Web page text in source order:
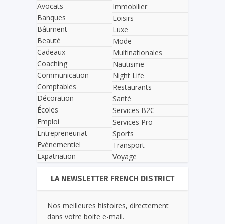
Avocats
Banques
Bâtiment
Beauté
Cadeaux
Coaching
Communication
Comptables
Décoration
Écoles
Emploi
Entrepreneuriat
Evènementiel
Expatriation
Immobilier
Loisirs
Luxe
Mode
Multinationales
Nautisme
Night Life
Restaurants
Santé
Services B2C
Services Pro
Sports
Transport
Voyage
LA NEWSLETTER FRENCH DISTRICT
Nos meilleures histoires, directement
dans votre boite e-mail.